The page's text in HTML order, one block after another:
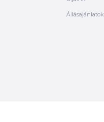
Állásajánlatok